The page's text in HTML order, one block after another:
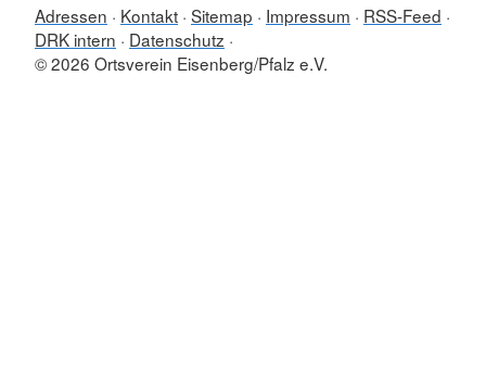
Adressen Kontakt Sitemap Impressum
RSS-Feed
DRK intern
Datenschutz
© 2026 Ortsverein Eisenberg/Pfalz e.V.